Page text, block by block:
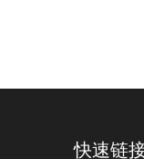
快速链